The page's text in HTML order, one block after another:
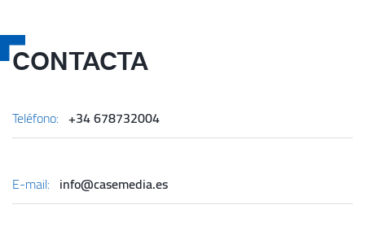
CONTACTA
Teléfono: +34 678732004
E-mail: info@casemedia.es